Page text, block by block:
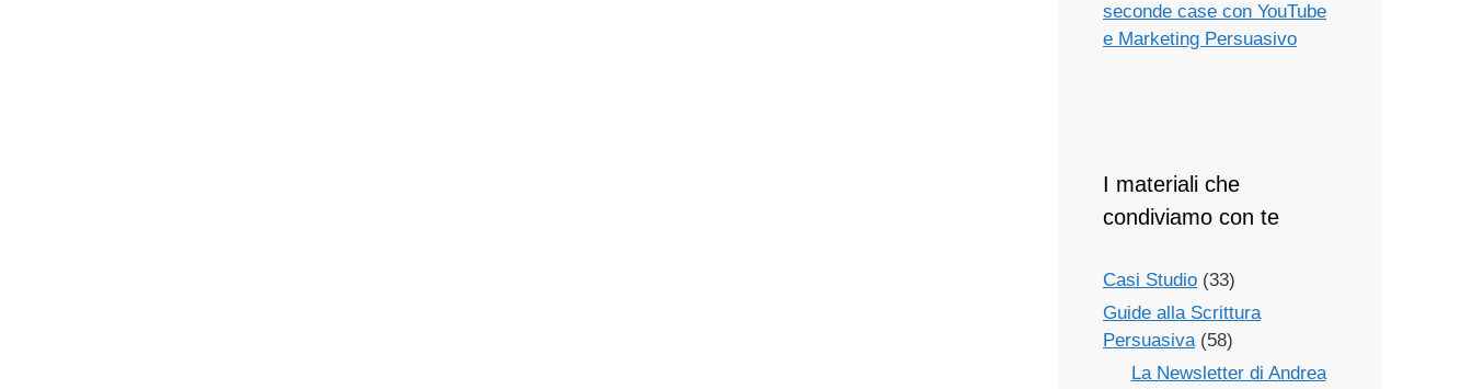
seconde case con YouTube
e Marketing Persuasivo
I materiali che
condiviamo con te
Casi Studio (33)
Guide alla Scrittura
Persuasiva(58)
La Newsletter di Andrea